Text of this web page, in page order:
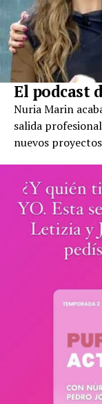
El podcast
Nuria Marin
salida
nuevos